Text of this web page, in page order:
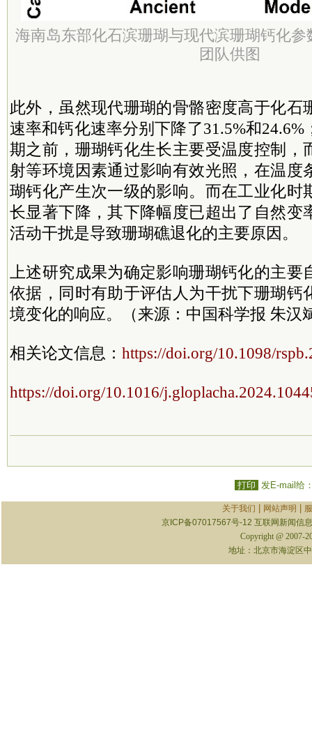
海南岛东部化石滨珊瑚与现代滨珊瑚钙化
团队供图
此外，虽然现代珊瑚的骨骼密度高于化石
速率和钙化速率分别下降了31.5%和
期之前，珊瑚钙化生长主要受温度控制，
射等环境因素通过影响有效光照，在温度
瑚钙化产生次一级的影响。而在工业化时
长显著下降，其下降幅度已超出了自然变
活动干扰是导致珊瑚礁退化的主要原因。
上述研究成果为确定影响珊瑚钙化的主要
依据，同时有助于评估人为干扰下珊瑚钙
境变化的响应。（来源：中国科学报 朱汉
相关论文信息： https://doi.org/10.1098/
https://doi.org/10.1016/
打印 发E-mail给
关于我们 网站声明
京ICP备07017567号-12 互联网新闻信
Copyright @ 2007-
地址：北京市海淀区